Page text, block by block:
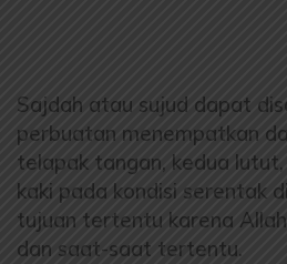
Sajdah atau sujud dapat
perbuatan menempatkan
telapak tangan, kedua
kaki pada kondisi serentak
tujuan tertentu karena
dan saat-saat tertentu.